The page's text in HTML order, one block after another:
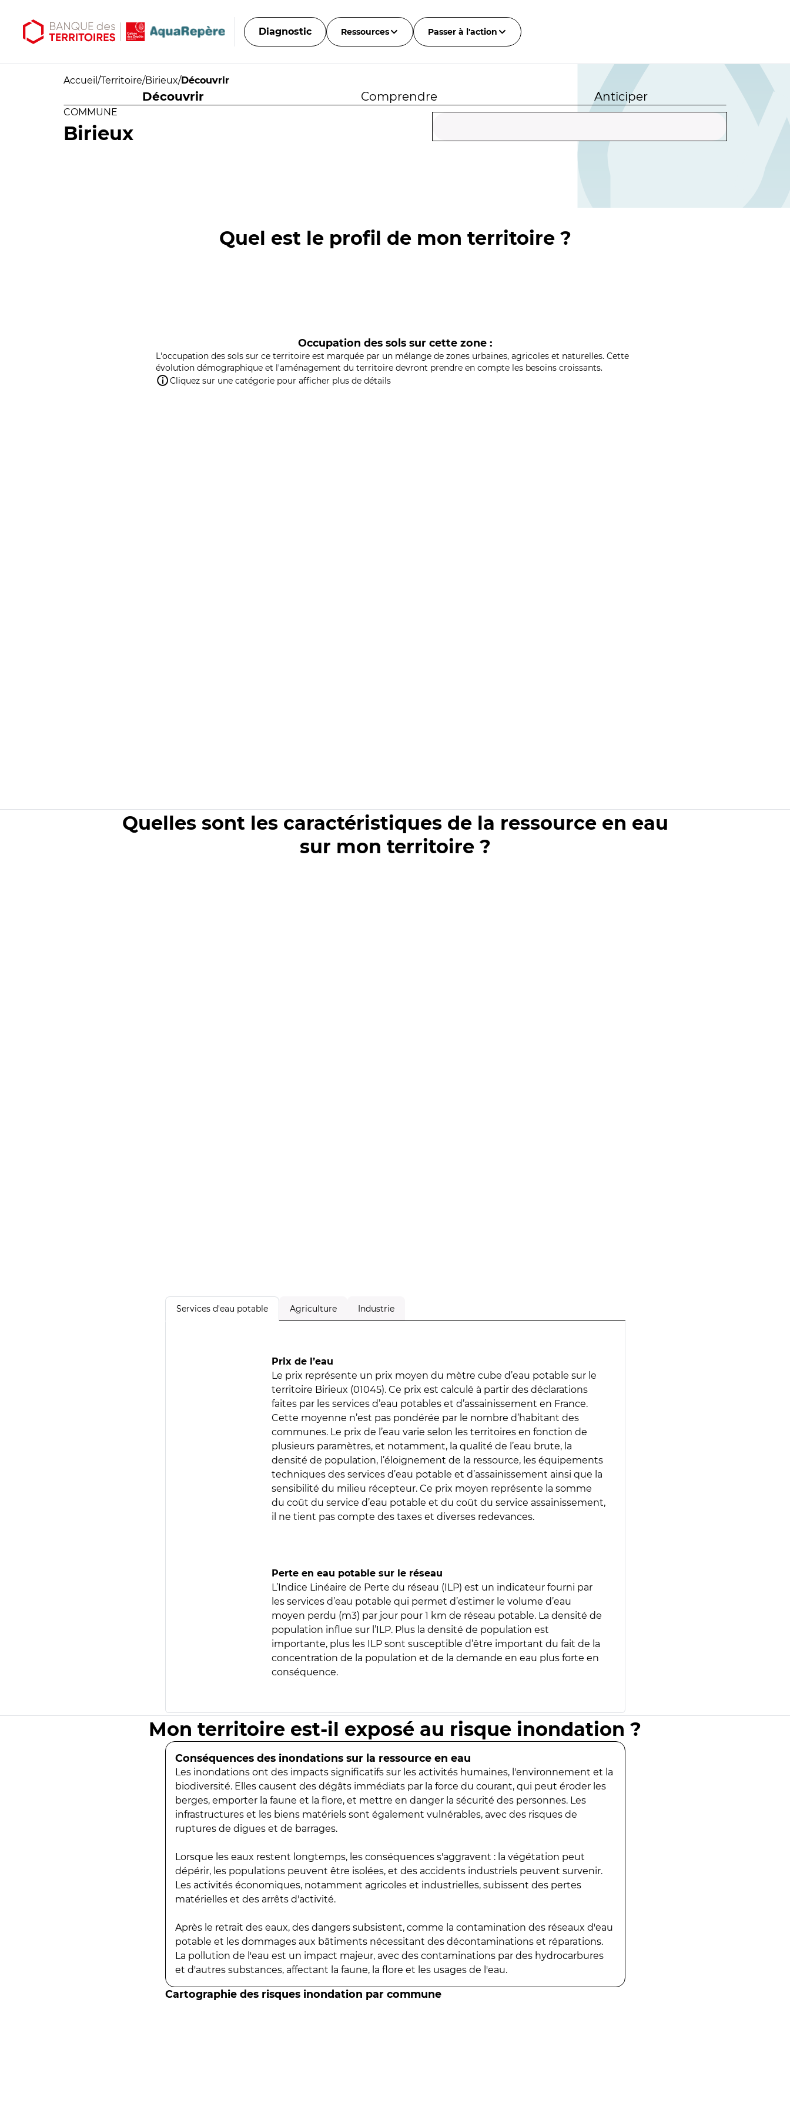
Diagnostic Ressources Passer à l'action
Accueil /Territoire/Birieux/Découvrir
Découvrir Comprendre Anticiper
COMMUNE
Birieux
Quel est le profil de mon territoire ?
Occupation des sols sur cette zone :
L'occupation des sols sur ce territoire est marquée par un mélange de zones urbaines, agricoles et naturelles. Cette
évolution démographique et l'aménagement du territoire devront prendre en compte les besoins croissants.
Cliquez sur une catégorie pour afficher plus de détails
Quelles sont les caractéristiques de la ressource en eau
sur mon territoire ?
Services d'eau potable Agriculture Industrie
Prix de l’eau
Le prix représente un prix moyen du mètre cube d’eau potable sur le
territoire Birieux (01045). Ce prix est calculé à partir des déclarations
faites par les services d’eau potables et d’assainissement en France.
Cette moyenne n’est pas pondérée par le nombre d’habitant des
communes. Le prix de l’eau varie selon les territoires en fonction de
plusieurs paramètres, et notamment, la qualité de l’eau brute, la
densité de population, l’éloignement de la ressource, les équipements
techniques des services d’eau potable et d’assainissement ainsi que la
sensibilité du milieu récepteur. Ce prix moyen représente la somme
du coût du service d’eau potable et du coût du service assainissement,
il ne tient pas compte des taxes et diverses redevances.
Perte en eau potable sur le réseau
L’Indice Linéaire de Perte du réseau (ILP) est un indicateur fourni par
les services d’eau potable qui permet d’estimer le volume d’eau
moyen perdu (m3) par jour pour 1 km de réseau potable. La densité de
population influe sur l’ILP. Plus la densité de population est
importante, plus les ILP sont susceptible d’être important du fait de la
concentration de la population et de la demande en eau plus forte en
conséquence.
Mon territoire est-il exposé au risque inondation ?
Conséquences des inondations sur la ressource en eau
Les inondations ont des impacts significatifs sur les activités humaines, l'environnement et la
biodiversité. Elles causent des dégâts immédiats par la force du courant, qui peut éroder les
berges, emporter la faune et la flore, et mettre en danger la sécurité des personnes. Les
infrastructures et les biens matériels sont également vulnérables, avec des risques de
ruptures de digues et de barrages.
Lorsque les eaux restent longtemps, les conséquences s'aggravent : la végétation peut
dépérir, les populations peuvent être isolées, et des accidents industriels peuvent survenir.
Les activités économiques, notamment agricoles et industrielles, subissent des pertes
matérielles et des arrêts d'activité.
Après le retrait des eaux, des dangers subsistent, comme la contamination des réseaux d'eau
potable et les dommages aux bâtiments nécessitant des décontaminations et réparations.
La pollution de l'eau est un impact majeur, avec des contaminations par des hydrocarbures
et d'autres substances, affectant la faune, la flore et les usages de l'eau.
Cartographie des risques inondation par commune